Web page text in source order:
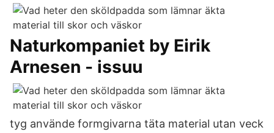
Naturkompaniet by Eirik
Arnesen - issuu
tyg använde formgivarna täta material utan veck